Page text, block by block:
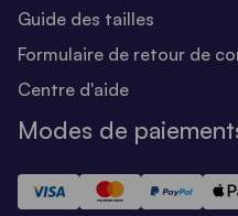
Guide des tailles
Formulaire de retour de
Centre d'aide
Modes de